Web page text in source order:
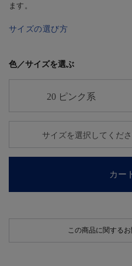
ます。
サイズの選び方
色／サイズを選ぶ
カー
この商品に関する